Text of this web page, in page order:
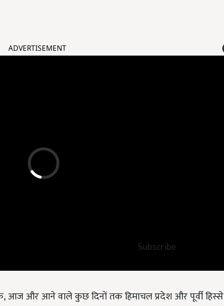
Subscribe